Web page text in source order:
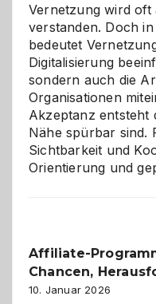
Vernetzung wird
verstanden. Doch
bedeutet
Digitalisierung
sondern auch die
Organisationen
Akzeptanz entsteht
Nähe spürbar sind.
Sichtbarkeit und
Orientierung und
Affiliate-
Chancen,
10. Januar 2026